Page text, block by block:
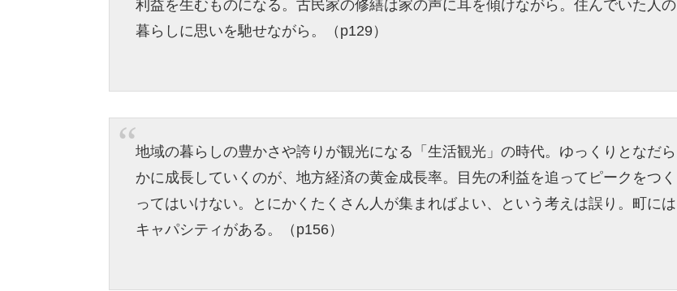
利益を生むものになる。古民家の修繕は家の声に耳を傾けながら。住んでいた人の
暮らしに思いを馳せながら。（p129）
地域の暮らしの豊かさや誇りが観光になる「生活観光」の時代。ゆっくりとなだら
かに成長していくのが、地方経済の黄金成長率。目先の利益を追ってピークをつく
ってはいけない。とにかくたくさん人が集まればよい、という考えは誤り。町には
キャパシティがある。（p156）